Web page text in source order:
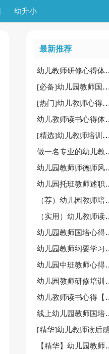
幼升小
最新推荐
幼儿教师
[必备]幼儿园教师国
[热门]幼儿教师心得
幼儿教
[精选]幼儿教师培训的心
做一名
幼儿园教
幼儿园
（荐）幼儿
（实用）
幼儿园
幼儿园教师
幼儿园中
幼儿园
幼儿教
线上幼儿
[精华]幼儿教师读后
【精华】幼儿